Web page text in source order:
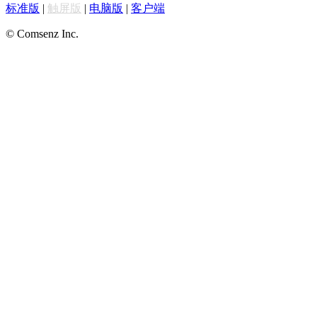
标准版 | 触屏版 | 电脑版 | 客户端
© Comsenz Inc.